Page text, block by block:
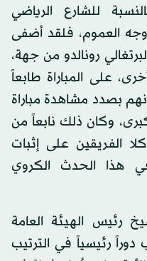
للشارع الرياضي
العموم، فلقد أضفى
رونالدو من جهة،
على المباراة طابعاً
بصدد مشاهدة مباراة
وكان ذلك نابعاً من
الفريقين على إثبات
هذا الحدث الكروي
رئيس الهيئة العامة
رئيسياً في الترتيب